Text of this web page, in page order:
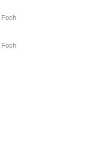
Foch
Foch